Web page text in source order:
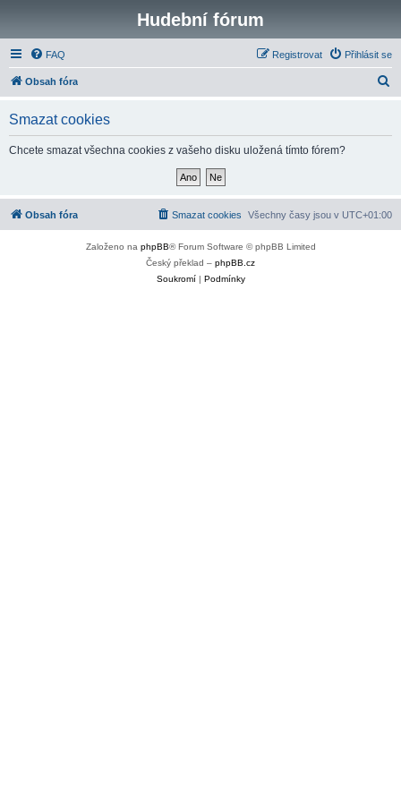
Hudební fórum
FAQ Přihlásit se
Registrovat
Obsah fóra
Smazat cookies
Chcete smazat všechna cookies z vašeho disku uložená tímto fórem?
Obsah fóra Všechny časy jsou v UTC+01:00
Smazat cookies
Založeno na phpBB® Forum Software © phpBB Limited
Český překlad – phpBB.cz
Soukromí| Podmínky